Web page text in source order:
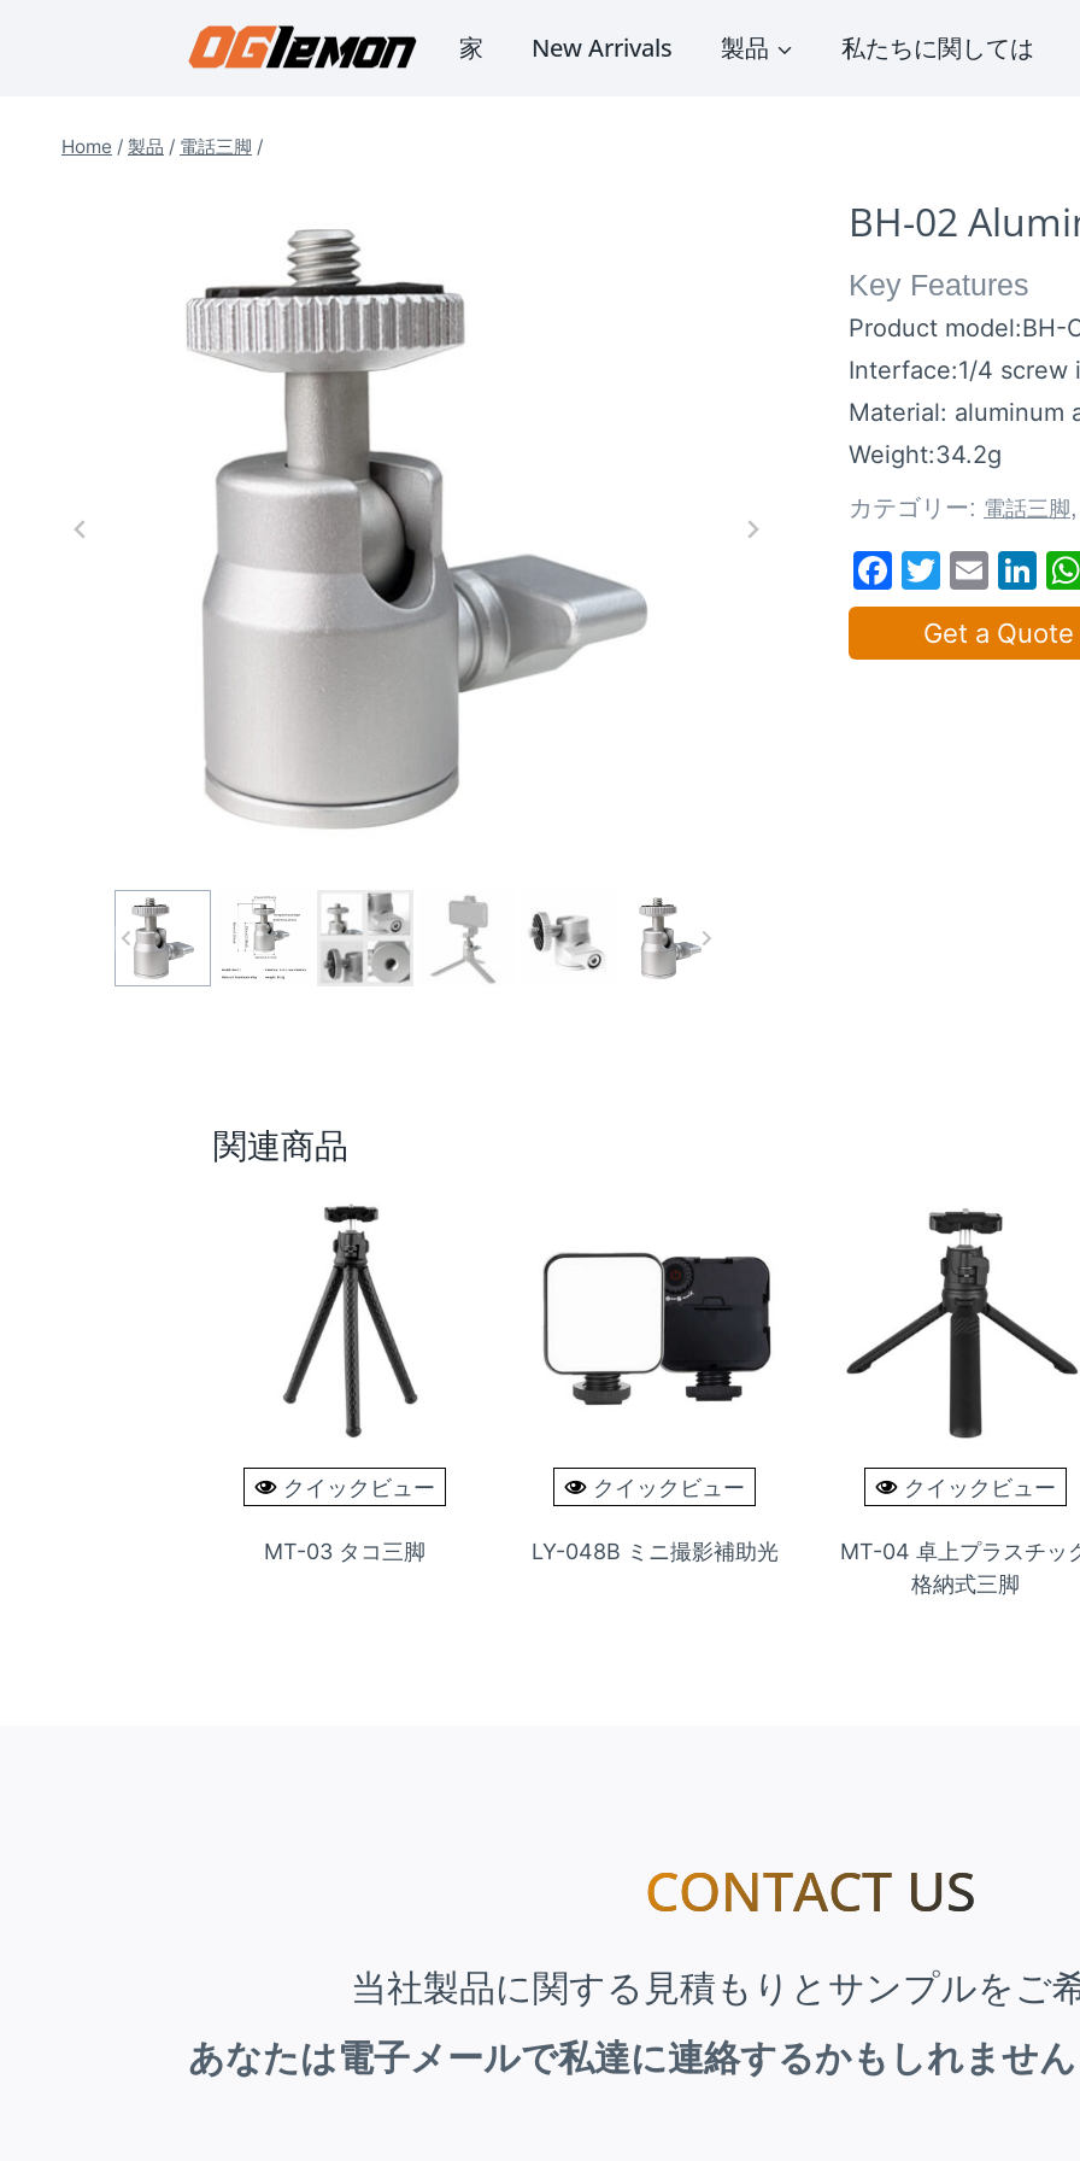
家 New Arrivals 製品 私たちに関しては
Home / 製品 / 電話三脚 /
BH-02
Key Features
Product model:BH-
Interface:1/4 screw
Material: aluminum
Weight:34.2g
カテゴリー: 電話三脚,
Facebook
Twitter
Get a Quote
関連商品
クイックビュー
MT-03 タコ三脚
クイックビュー
LY-048B ミニ撮影補助光
クイックビュー
MT-04 卓上プラスチッ
格納式三脚
CONTACT US
当社製品に関する見積もりとサンプルをご
あなたは電子メールで私達に連絡するかもしれません